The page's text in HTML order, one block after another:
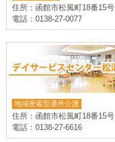
住所：函館市松風町18番15号
電話：0138-27-0077
地域密着型通所介護
住所：函館市松風町18番15号
電話：0138-27-6616